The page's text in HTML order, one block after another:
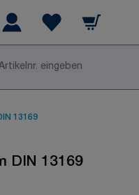
Warenkorb
13169
DIN 13169